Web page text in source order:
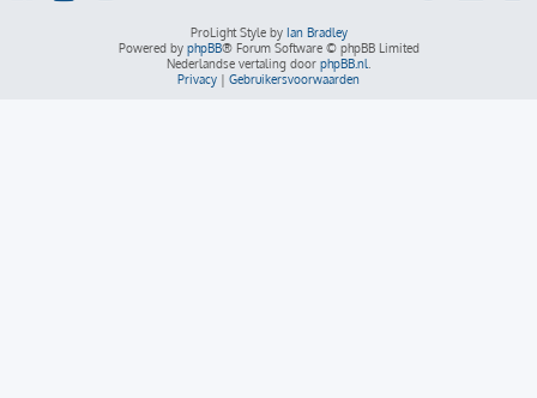
ProLight Style by Ian Bradley
Powered by phpBB® Forum Software © phpBB Limited
Nederlandse vertaling door phpBB.nl
Privacy | Gebruikersvoorwaarden